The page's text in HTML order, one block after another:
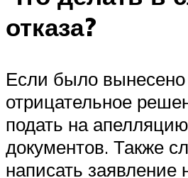
отказа?
Если было вынесено
отрицательное
подать на
документов. Также
написать заявление